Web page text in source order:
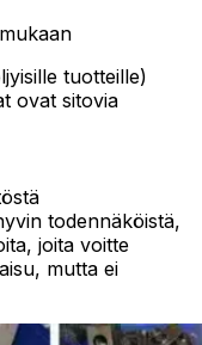
tuotteille)
ovat sitovia
todennäköistä,
joita voitte
mutta ei